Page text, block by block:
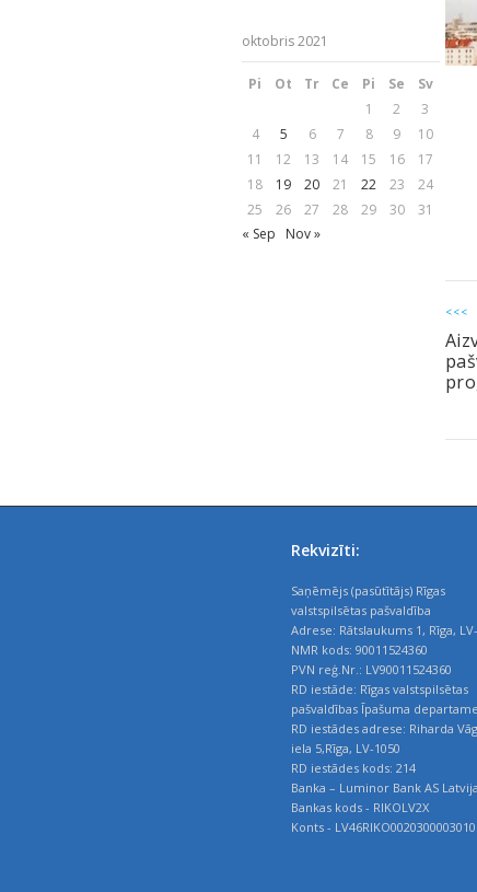
<<<
oktobris 2021
Pi Ot Tr Ce Pi Se
Sv
1
2
3
4
5 6 7 8 9
10
11
12 13 14 15 16
17
18
19 20 21 22 23
24
25
26 27 28 29 30
31
« Sep
Nov »
Rekvizīti:
Saņēmējs (pasūtītājs) Rīgas
valstspilsētas pašvaldība
Adrese: Rātslaukums 1, Rīga,
NMR kods: 90011524360
PVN reģ.Nr.: LV90011524360
RD iestāde: Rīgas valstspilsētas
pašvaldības Īpašuma
RD iestādes adrese: Riharda
iela 5,Rīga, LV-1050
RD iestādes kods: 214
Banka – Luminor Bank AS
Bankas kods - RIKOLV2X
Konts - LV46RIKO0020300003010